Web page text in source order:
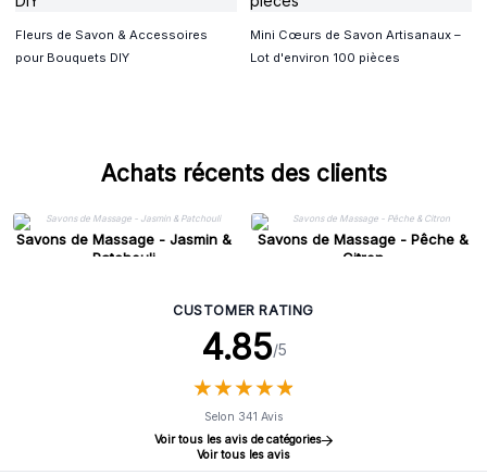
Fleurs de Savon & Accessoires
pour Bouquets DIY
Mini Cœurs de Savon Artisanaux –
Lot d'environ 100 pièces
Achats récents des clients
Savons de Massage - Jasmin &
Patchouli
Savons de Massage - Pêche &
Citron
CUSTOMER RATING
4.85/5
★★★★★
★★★★★
Selon 341 Avis
Voir tous les avis de catégories
Voir tous les avis